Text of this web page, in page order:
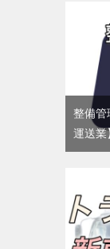
整備管
運送業